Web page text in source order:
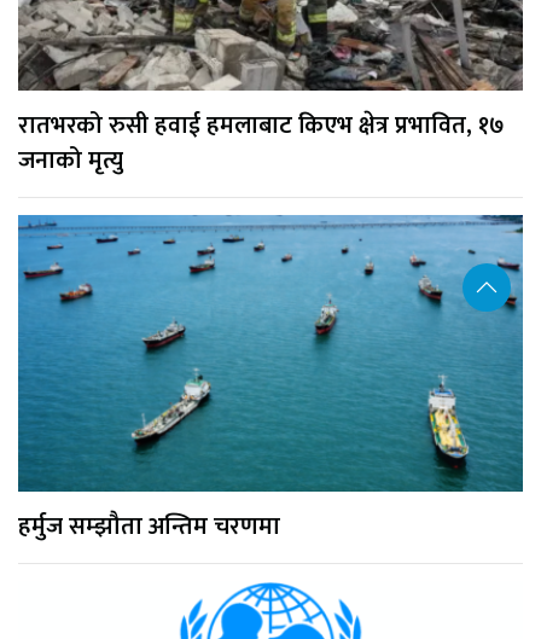
रातभरको रुसी हवाई हमलाबाट किएभ क्षेत्र प्रभावित, १७
जनाको मृत्यु
हर्मुज सम्झौता अन्तिम चरणमा